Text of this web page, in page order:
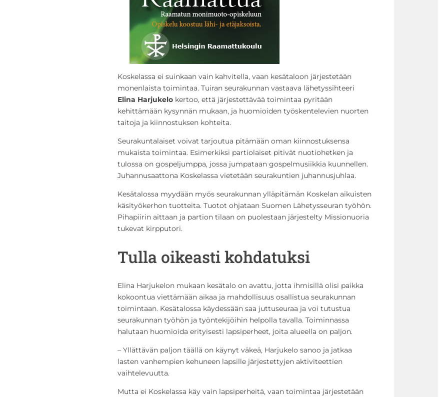
Koskelassa ei suinkaan vain kahvitella, vaan kesätaloon järjestetään
monenlaista toimintaa. Tuiran seurakunnan vastaava lähetyssihteeri
Elina Harjukelokertoo, että järjestettävää toimintaa pyritään
kehittämään kysynnän mukaan, ja huomioiden työskentelevien nuorten
taitoja ja kiinnostuksen kohteita.
Seurakuntalaiset voivat tarjoutua pitämään oman kiinnostuksensa
mukaista toimintaa. Esimerkiksi partiolaiset pitivät nuotiohetken ja
tulossa on gospeljumppa, jossa jumpataan gospelmusiikkia kuunnellen.
Juhannusaattona Koskelassa vietetään seurakuntien juhannusjuhlaa.
Kesätalossa myydään myös seurakunnan ylläpitämän Koskelan aikuisten
käsityökerhon tuotteita. Tuotot ohjataan Suomen Lähetysseuran työhön.
Pihapiirin aittaan ja partion tilaan on puolestaan järjestelty Missionuoria
tukevat kirpputori.
Tulla oikeasti kohdatuksi
Elina Harjukelon mukaan kesätalo on avattu, jotta ihmisillä olisi paikka
kokoontua viettämään aikaa ja mahdollisuus osallistua seurakunnan
toimintaan. Kesätalossa käydessään saa juttuseuraa ja voi tutustua
seurakunnan työhön ja työntekijöihin helpolla tavalla. Toiminnassa
halutaan huomioida erityisesti lapsiperheet, joita alueella on paljon.
– Yllättävän paljon täällä on käynyt väkeä, Harjukelo sanoo ja jatkaa
lasten vanhempien kehuneen lapsille järjestettyjen aktiviteettien
vaihtelevuutta.
Mutta ei Koskelassa käy vain lapsiperheitä, vaan toimintaa järjestetään